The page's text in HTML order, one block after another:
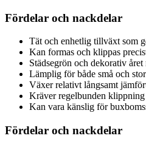
Fördelar och nackdelar
Tät och enhetlig tillväxt som
Kan formas och klippas
Städsegrön och dekorativ året
Lämplig för både små och
Växer relativt långsamt
Kräver regelbunden
Kan vara känslig för
Fördelar och nackdelar